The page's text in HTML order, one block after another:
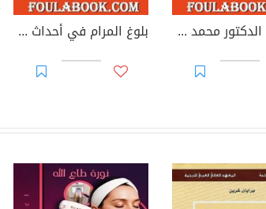
فعاليات الدكتور محمد فتحي عبد العال في مصر - الجزء الرابع بلوغ المرام في أحداث ووقائع رمضان